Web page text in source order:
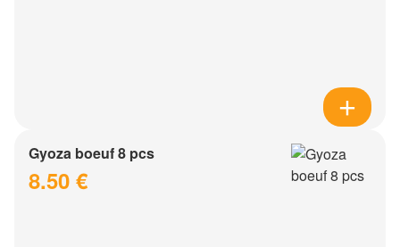
Gyoza boeuf 8 pcs
8.50 €